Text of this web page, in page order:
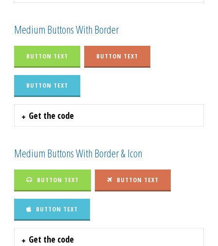
Medium Buttons With Border
BUTTON TEXT BUTTON TEXT
BUTTON TEXT
Get the code
Medium Buttons With Border & Icon
BUTTON TEXT BUTTON TEXT
BUTTON TEXT
Get the code